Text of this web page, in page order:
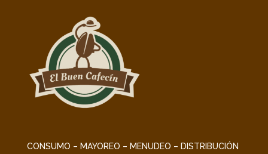
CONSUMO – MAYOREO – MENUDEO – DISTRIBUCIÓN